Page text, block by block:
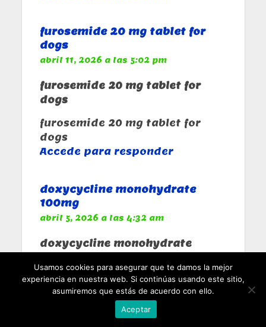
furosemide 20 mg tablet for
dogs
abril 11, 2026 a las 5:02 pm
furosemide 20 mg tablet for
dogs
furosemide 20 mg tablet for
dogs
Accede para responder
doxycycline monohydrate
100mg
abril 5, 2026 a las 4:32 am
doxycycline monohydrate
doxycycline monohydrate
100mg
Accede para responder
Usamos cookies para asegurar que te damos la mejor
experiencia en nuestra web. Si continúas usando este sitio,
asumiremos que estás de acuerdo con ello.
Aceptar